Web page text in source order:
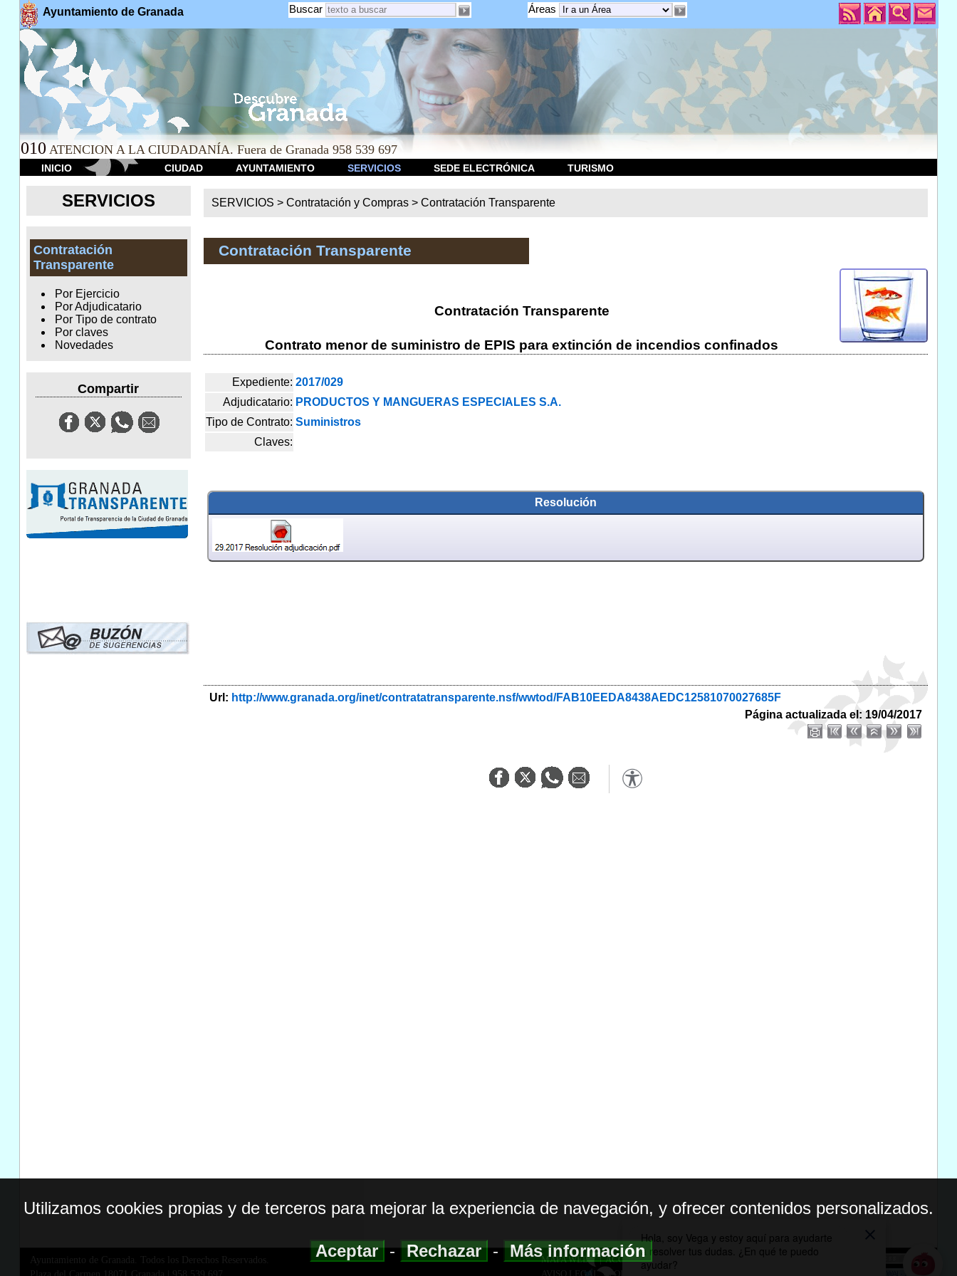
Ayuntamiento de Granada Áreas
Buscar
010 ATENCION A LA CIUDADANÍA. Fuera de Granada 958 539 697
INICIO CIUDAD AYUNTAMIENTO SERVICIOS SEDE ELECTRÓNICA TURISMO
SERVICIOS
Contratación
Transparente
Por Ejercicio
Por Adjudicatario
Por Tipo de contrato
Por claves
Novedades
Compartir
SERVICIOS >Contratación y Compras >Contratación Transparente
Contratación Transparente
Contratación Transparente
Contrato menor de suministro de EPIS para extinción de incendios confinados
Expediente: 2017/029
Adjudicatario: PRODUCTOS Y MANGUERAS ESPECIALES S.A.
Tipo de Contrato: Suministros
Claves:
Resolución
Url: http://www.granada.org/inet/contratatransparente.nsf/wwtod/FAB10EEDA8438AEDC12581070027685F
Página actualizada el: 19/04/2017
Ayuntamiento de Granada. Todos los Derechos Reservados.
MAPA WEB|ACCESIBILIDAD
AVISO LEGAL| POLITICA DE PRIVACIDAD
Utilizamos cookies propias y de terceros para mejorar la experiencia de navegación, y ofrecer contenidos personalizados.
Aceptar-Rechazar-Más información